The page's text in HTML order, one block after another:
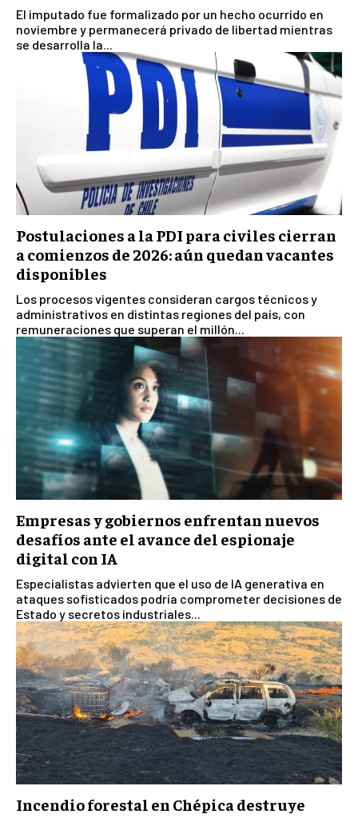
El imputado fue formalizado por un hecho ocurrido en
noviembre y permanecerá privado de libertad mientras
se desarrolla la...
Postulaciones a la PDI para civiles cierran
a comienzos de 2026: aún quedan vacantes
disponibles
Los procesos vigentes consideran cargos técnicos y
administrativos en distintas regiones del país, con
remuneraciones que superan el millón...
Empresas y gobiernos enfrentan nuevos
desafíos ante el avance del espionaje
digital con IA
Especialistas advierten que el uso de IA generativa en
ataques sofisticados podría comprometer decisiones de
Estado y secretos industriales...
Incendio forestal en Chépica destruye